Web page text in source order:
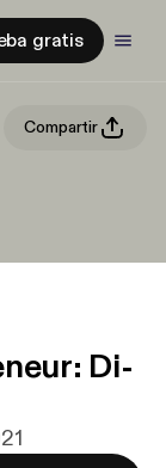
gratis
Compartir
Di-